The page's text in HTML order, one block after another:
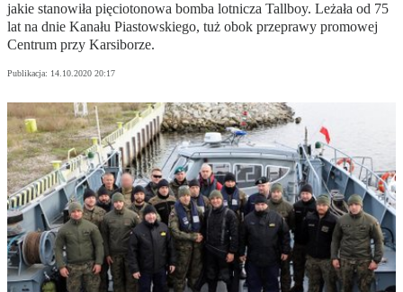
jakie stanowiła pięciotonowa bomba lotnicza Tallboy. Leżała od 75
lat na dnie Kanału Piastowskiego, tuż obok przeprawy promowej
Centrum przy Karsiborze.
Publikacja: 14.10.2020 20:17